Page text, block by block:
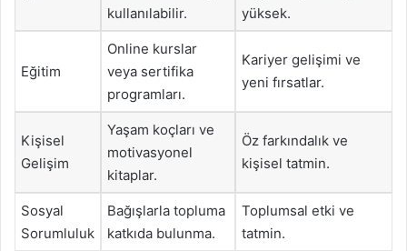
kullanılabilir.
yüksek.
Eğitim
Online kurslar
veya sertifika
programları.
Kariyer gelişimi ve
yeni fırsatlar.
Kişisel
Gelişim
Yaşam koçları ve
motivasyonel
kitaplar.
Öz farkındalık ve
kişisel tatmin.
Sosyal
Sorumluluk
Bağışlarla topluma
katkıda bulunma.
Toplumsal etki ve
tatmin.